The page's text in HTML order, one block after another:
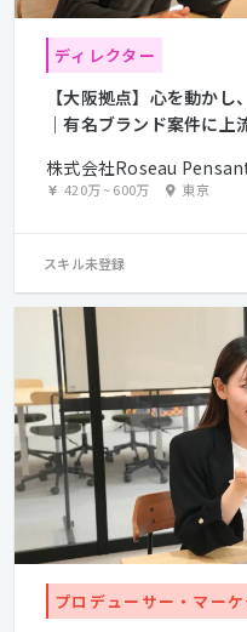
ディレクター
【大阪拠点】心を動か
｜有名ブランド案件に上
株式会社Roseau
420万~600万 東京
スキル未登録
プロデューサー・マー